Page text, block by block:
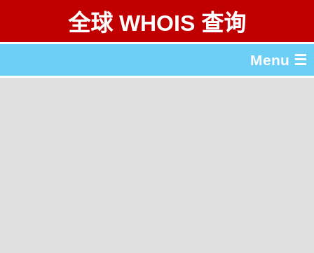
全球 WHOIS 查询
Menu ☰